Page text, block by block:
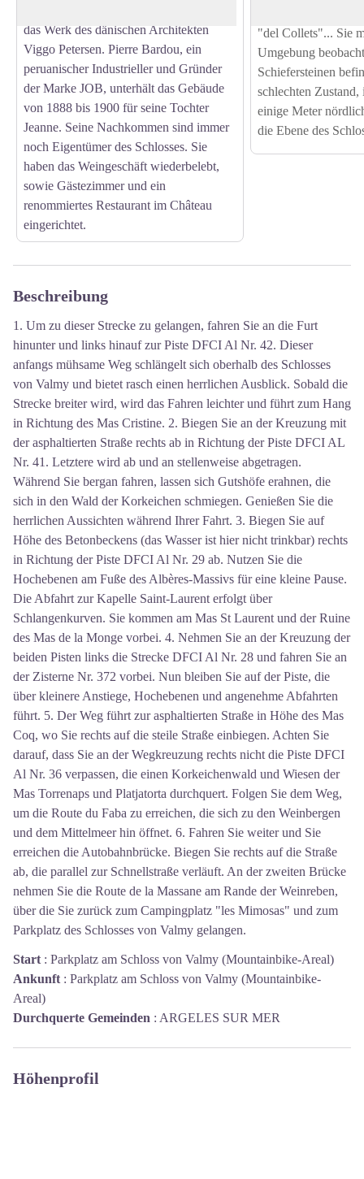
das Werk des dänischen Architekten
Viggo Petersen. Pierre Bardou, ein
peruanischer Industrieller und Gründer
der Marke JOB, unterhält das Gebäude
von 1888 bis 1900 für seine Tochter
Jeanne. Seine Nachkommen sind immer
noch Eigentümer des Schlosses. Sie
haben das Weingeschäft wiederbelebt,
sowie Gästezimmer und ein
renommiertes Restaurant im Château
eingerichtet.
"del Collets"... Sie
Umgebung
Schiefersteinen
schlechten
einige Meter
die Ebene des
Beschreibung
1. Um zu dieser Strecke zu gelangen, fahren Sie an die Furt
hinunter und links hinauf zur Piste DFCI Al Nr. 42. Dieser
anfangs mühsame Weg schlängelt sich oberhalb des Schlosses
von Valmy und bietet rasch einen herrlichen Ausblick. Sobald die
Strecke breiter wird, wird das Fahren leichter und führt zum Hang
in Richtung des Mas Cristine. 2. Biegen Sie an der Kreuzung mit
der asphaltierten Straße rechts ab in Richtung der Piste DFCI AL
Nr. 41. Letztere wird ab und an stellenweise abgetragen.
Während Sie bergan fahren, lassen sich Gutshöfe erahnen, die
sich in den Wald der Korkeichen schmiegen. Genießen Sie die
herrlichen Aussichten während Ihrer Fahrt. 3. Biegen Sie auf
Höhe des Betonbeckens (das Wasser ist hier nicht trinkbar) rechts
in Richtung der Piste DFCI Al Nr. 29 ab. Nutzen Sie die
Hochebenen am Fuße des Albères-Massivs für eine kleine Pause.
Die Abfahrt zur Kapelle Saint-Laurent erfolgt über
Schlangenkurven. Sie kommen am Mas St Laurent und der Ruine
des Mas de la Monge vorbei. 4. Nehmen Sie an der Kreuzung der
beiden Pisten links die Strecke DFCI Al Nr. 28 und fahren Sie an
der Zisterne Nr. 372 vorbei. Nun bleiben Sie auf der Piste, die
über kleinere Anstiege, Hochebenen und angenehme Abfahrten
führt. 5. Der Weg führt zur asphaltierten Straße in Höhe des Mas
Coq, wo Sie rechts auf die steile Straße einbiegen. Achten Sie
darauf, dass Sie an der Wegkreuzung rechts nicht die Piste DFCI
Al Nr. 36 verpassen, die einen Korkeichenwald und Wiesen der
Mas Torrenaps und Platjatorta durchquert. Folgen Sie dem Weg,
um die Route du Faba zu erreichen, die sich zu den Weinbergen
und dem Mittelmeer hin öffnet. 6. Fahren Sie weiter und Sie
erreichen die Autobahnbrücke. Biegen Sie rechts auf die Straße
ab, die parallel zur Schnellstraße verläuft. An der zweiten Brücke
nehmen Sie die Route de la Massane am Rande der Weinreben,
über die Sie zurück zum Campingplatz "les Mimosas" und zum
Parkplatz des Schlosses von Valmy gelangen.
Start : Parkplatz am Schloss von Valmy (Mountainbike-Areal)
Ankunft : Parkplatz am Schloss von Valmy (Mountainbike-
Areal)
Durchquerte Gemeinden : ARGELES SUR MER
Höhenprofil